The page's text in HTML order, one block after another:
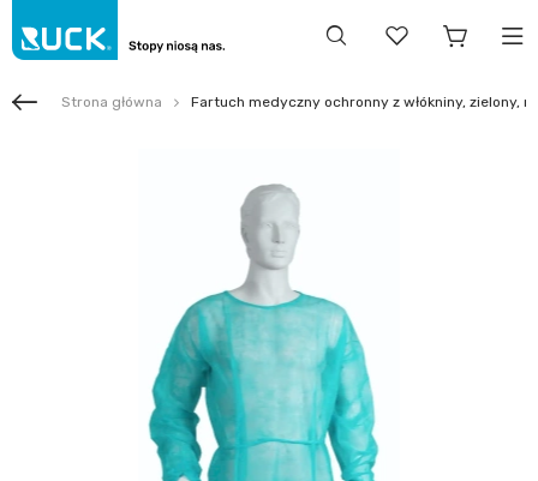
Strona główna Fartuch medyczny ochronny z włókniny, zielony,